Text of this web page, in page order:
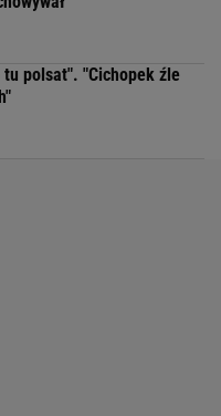
polsat". "Cichopek źle